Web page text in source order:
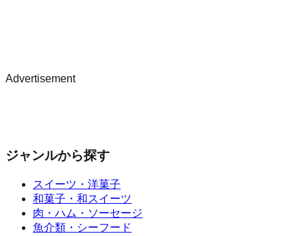
Advertisement
ジャンルから探す
スイーツ・洋菓子
和菓子・和スイーツ
肉・ハム・ソーセージ
魚介類・シーフード